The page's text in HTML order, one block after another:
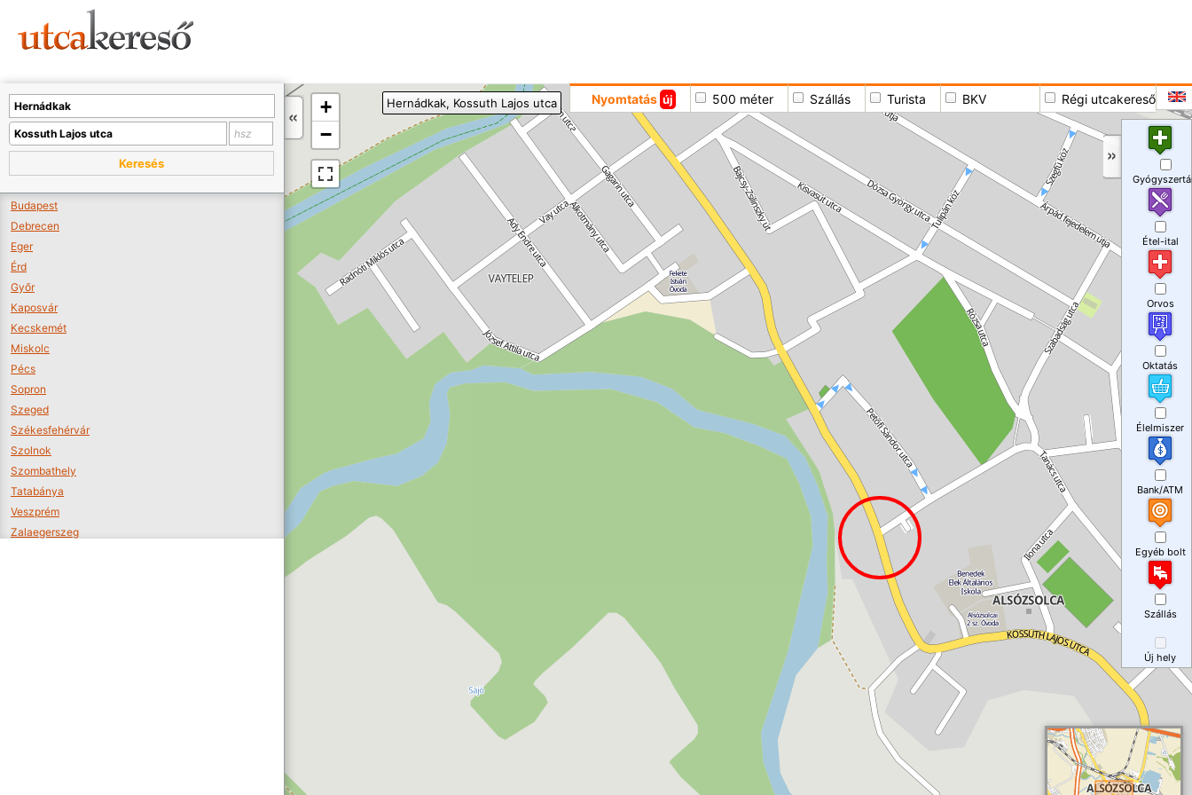
+
−
Nyomtatás új 500 méter Szállás Turista BKV Régi utcakereső
Hernádkak, Kossuth Lajos utca
Keresés
Budapest
Debrecen
Eger
Érd
Győr
Kaposvár
Kecskemét
Miskolc
Pécs
Sopron
Szeged
Székesfehérvár
Szolnok
Szombathely
Tatabánya
Veszprém
Zalaegerszeg
Étel-ital
Orvos
Oktatás
Élelmiszer
Bank/ATM
Egyéb bolt
Szállás
Új hely
A térképet kicsinyíteni kell, hogy látszódjanak a boltok.
Boltok látszódjanak >>